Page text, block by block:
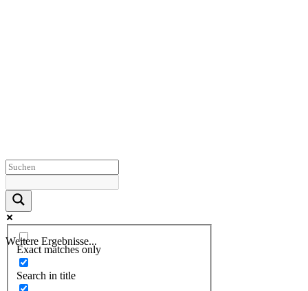
Weitere Ergebnisse...
Exact matches only
Search in title